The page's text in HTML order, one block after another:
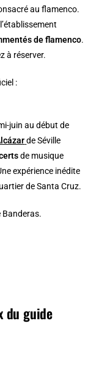
au flamenco.
de flamenco.
à réserver.
:
juin au début de
de Séville
de musique
expérience inédite
de Santa Cruz.
Banderas.
du guide